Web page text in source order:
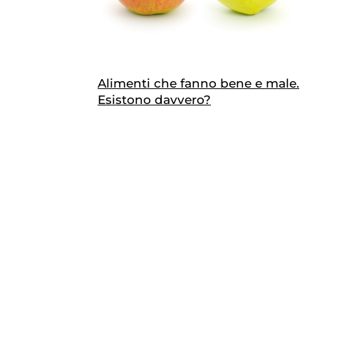
Alimenti che fanno bene e male.
Esistono davvero?